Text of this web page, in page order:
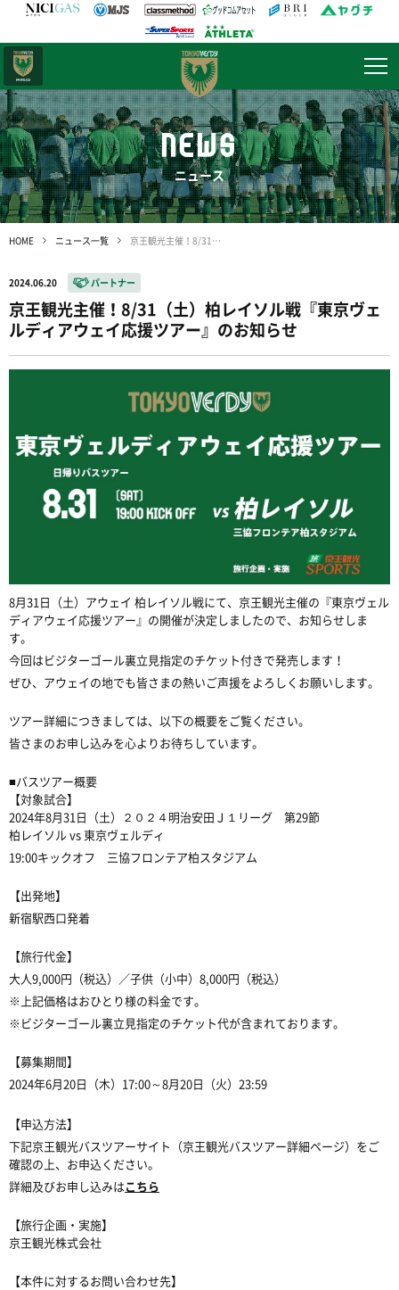
NEWS
ニュース
HOME ニュース一覧 京王観光主催！8/31（土）柏レイソル戦『東京ヴェルディアウェイ応援ツアー』のお知らせ
2024.06.20 パートナー
京王観光主催！8/31（土）柏レイソル戦『東京ヴェ
ルディアウェイ応援ツアー』のお知らせ
8月31日（土）アウェイ 柏レイソル戦にて、京王観光主催の『東京ヴェル
ディアウェイ応援ツアー』の開催が決定しましたので、お知らせしま
す。
今回はビジターゴール裏立見指定のチケット付きで発売します！
ぜひ、アウェイの地でも皆さまの熱いご声援をよろしくお願いします。
ツアー詳細につきましては、以下の概要をご覧ください。
皆さまのお申し込みを心よりお待ちしています。
■バスツアー概要
【対象試合】
2024年8月31日（土）２０２４明治安田Ｊ１リーグ 第29節
柏レイソル vs 東京ヴェルディ
19:00キックオフ 三協フロンテア柏スタジアム
【出発地】
新宿駅西口発着
【旅行代金】
大人9,000円（税込）／子供（小中）8,000円（税込）
※上記価格はおひとり様の料金です。
※ビジターゴール裏立見指定のチケット代が含まれております。
【募集期間】
2024年6月20日（木）17:00～8月20日（火） 23:59
【申込方法】
下記京王観光バスツアーサイト（京王観光バスツアー詳細ページ）をご
確認の上、お申込ください。
詳細及びお申し込みはこちら
【旅行企画・実施】
京王観光株式会社
【本件に対するお問い合わせ先】